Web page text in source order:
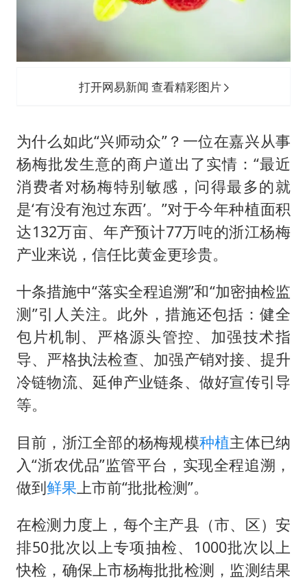
打开网易新闻 查看精彩图片
为什么如此“兴师动众”？一位在嘉兴从事
杨梅批发生意的商户道出了实情：“最近
消费者对杨梅特别敏感，问得最多的就
是‘有没有泡过东西’。”对于今年种植面积
达132万亩、年产预计77万吨的浙江杨梅
产业来说，信任比黄金更珍贵。
十条措施中“落实全程追溯”和“加密抽检监
测”引人关注。此外，措施还包括：健全
包片机制、严格源头管控、加强技术指
导、严格执法检查、加强产销对接、提升
冷链物流、延伸产业链条、做好宣传引导
等。
目前，浙江全部的杨梅规模种植主体已纳
入“浙农优品”监管平台，实现全程追溯，
做到鲜果 上市前“批批检测”。
在检测力度上，每个主产县（市、区）安
排50批次以上专项抽检、1000批次以上
快检，确保上市杨梅批批检测，监测结果